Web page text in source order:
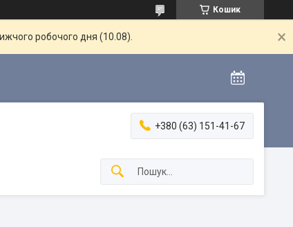
Кошик
робочого дня (10.08).
+380 (63) 151-41-67